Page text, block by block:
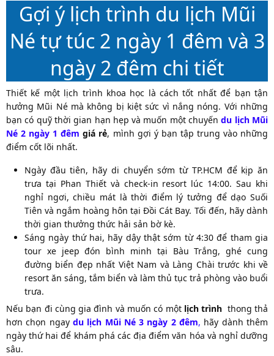
Gợi ý lịch trình du lịch Mũi
Né tự túc 2 ngày 1 đêm và 3
ngày 2 đêm chi tiết
Thiết kế một lịch trình khoa học là cách tốt nhất để bạn tận
hưởng Mũi Né mà không bị kiệt sức vì nắng nóng. Với những
bạn có quỹ thời gian hạn hẹp và muốn một chuyến du lịch Mũi
Né 2 ngày 1 đêm giá rẻ, mình gợi ý bạn tập trung vào những
điểm cốt lõi nhất.
Ngày đầu tiên, hãy di chuyển sớm từ TP.HCM để kịp ăn
trưa tại Phan Thiết và check-in resort lúc 14:00. Sau khi
nghỉ ngơi, chiều mát là thời điểm lý tưởng để dạo Suối
Tiên và ngắm hoàng hôn tại Đồi Cát Bay. Tối đến, hãy dành
thời gian thưởng thức hải sản bờ kè.
Sáng ngày thứ hai, hãy dậy thật sớm từ 4:30 để tham gia
tour xe jeep đón bình minh tại Bàu Trắng, ghé cung
đường biển đẹp nhất Việt Nam và Làng Chài trước khi về
resort ăn sáng, tắm biển và làm thủ tục trả phòng vào buổi
trưa.
Nếu bạn đi cùng gia đình và muốn có một lịch trình thong thả
hơn chọn ngay du lịch Mũi Né 3 ngày 2 đêm, hãy dành thêm
ngày thứ hai để khám phá các địa điểm văn hóa và nghỉ dưỡng
sâu.